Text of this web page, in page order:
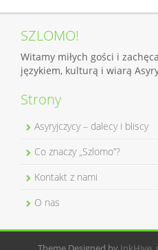
SZLOMO!
Witamy miłych gości i
językiem, kulturą i wiarą
Strony
Asyryjczycy – dalecy i bliscy
Co znaczy „Szlomo”?
Kontakt z nami
O nas